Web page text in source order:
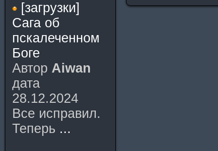
[загрузки]
Сага об
пскалеченном
Боге
Автор Aiwan
дата
28.12.2024
Все исправил.
Теперь ...